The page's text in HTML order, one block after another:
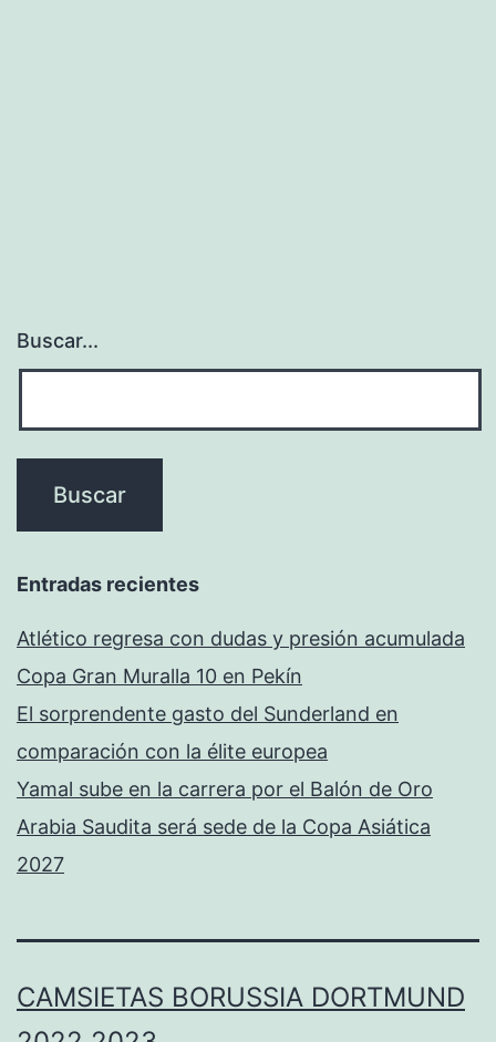
Buscar...
Entradas recientes
Atlético regresa con dudas y presión acumulada
Copa Gran Muralla 10 en Pekín
El sorprendente gasto del Sunderland en
comparación con la élite europea
Yamal sube en la carrera por el Balón de Oro
Arabia Saudita será sede de la Copa Asiática
2027
CAMSIETAS BORUSSIA DORTMUND